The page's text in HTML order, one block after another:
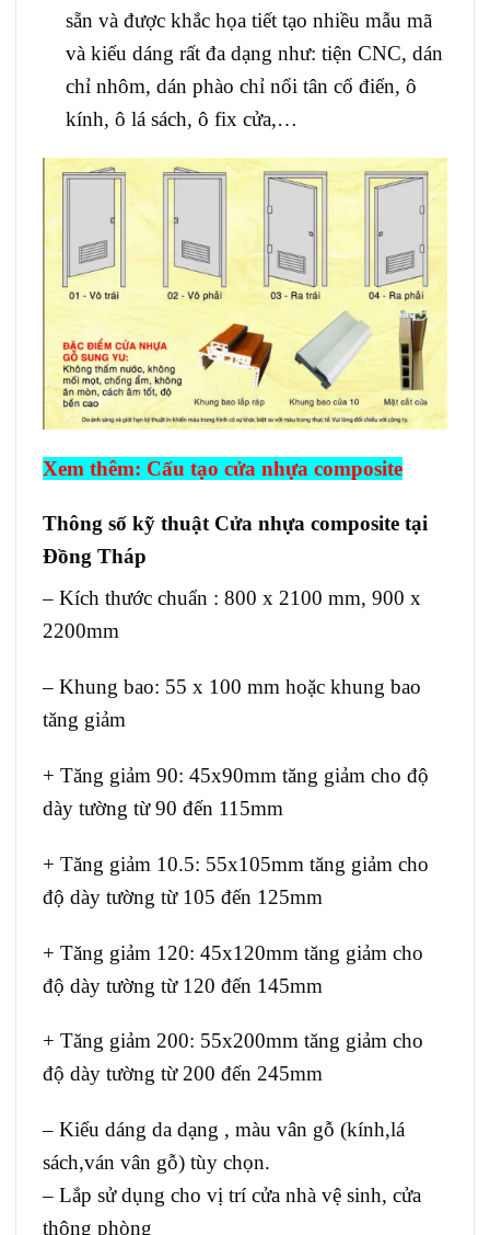
sẵn và được khắc họa tiết tạo nhiều mẫu mã
và kiểu dáng rất đa dạng như: tiện CNC, dán
chỉ nhôm, dán phào chỉ nổi tân cổ điển, ô
kính, ô lá sách, ô fix cửa,…
Xem thêm: Cấu tạo cửa nhựa composite
Thông số kỹ thuật Cửa nhựa composite tại
Đồng Tháp
– Kích thước chuẩn : 800 x 2100 mm, 900 x
2200mm
– Khung bao: 55 x 100 mm hoặc khung bao
tăng giảm
+ Tăng giảm 90: 45x90mm tăng giảm cho độ
dày tường từ 90 đến 115mm
+ Tăng giảm 10.5: 55x105mm tăng giảm cho
độ dày tường từ 105 đến 125mm
+ Tăng giảm 120: 45x120mm tăng giảm cho
độ dày tường từ 120 đến 145mm
+ Tăng giảm 200: 55x200mm tăng giảm cho
độ dày tường từ 200 đến 245mm
– Kiểu dáng da dạng , màu vân gỗ (kính,lá
sách,ván vân gỗ) tùy chọn.
– Lắp sử dụng cho vị trí cửa nhà vệ sinh, cửa
thông phòng